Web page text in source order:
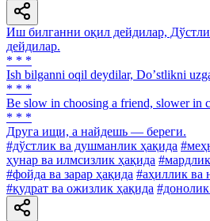
Иш билганни оқил дейдилар,
дейдилар.
* * *
Ish bilganni oqil deydilar, Doʼstlikni
* * *
Be slow in choosing a friend, slower in
* * *
Друга ищи, а найдешь — береги.
#дўстлик ва душманлик ҳақида
ҳунар ва илмсизлик ҳақида
#фойда ва зарар ҳақида #аҳиллик ва
#қудрат ва ожизлик ҳақида